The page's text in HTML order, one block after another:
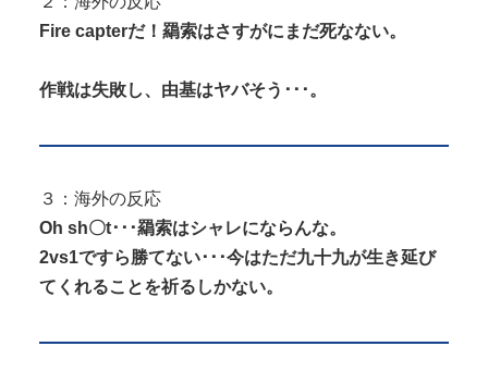
Fire capterだ！羂索はさすがにまだ死なない。
作戦は失敗し、由基はヤバそう･･･。
３：海外の反応
Oh sh〇t･･･羂索はシャレにならんな。
2vs1ですら勝てない･･･今はただ九十九が生き延び
てくれることを祈るしかない。